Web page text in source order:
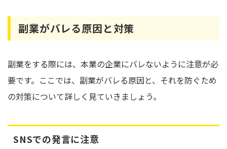
副業がバレる原因と対策
副業をする際には、本業の企業にバレないように注意が必
要です。ここでは、副業がバレる原因と、それを防ぐため
の対策について詳しく見ていきましょう。
SNSでの発言に注意